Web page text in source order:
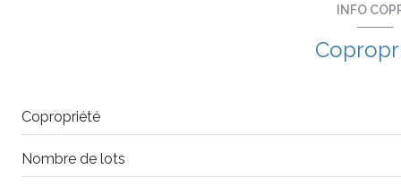
INFO
Copropriété
Nombre de lots